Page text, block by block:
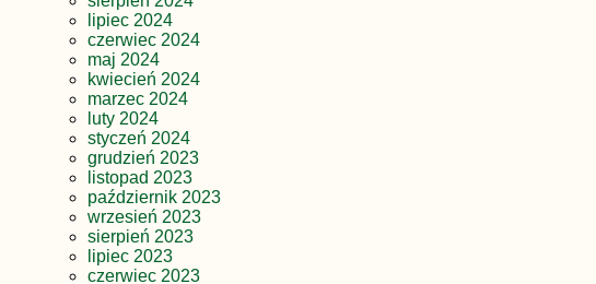
lipiec 2024
czerwiec 2024
maj 2024
kwiecień 2024
marzec 2024
luty 2024
styczeń 2024
grudzień 2023
listopad 2023
październik 2023
wrzesień 2023
sierpień 2023
lipiec 2023
czerwiec 2023